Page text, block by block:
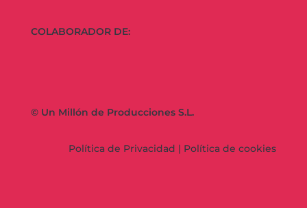
COLABORADOR DE:
© Un Millón de Producciones S.L.
Política de Privacidad | Política de cookies